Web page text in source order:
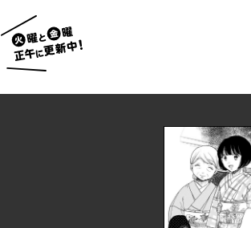
火曜と金
曜正午に
更新中！